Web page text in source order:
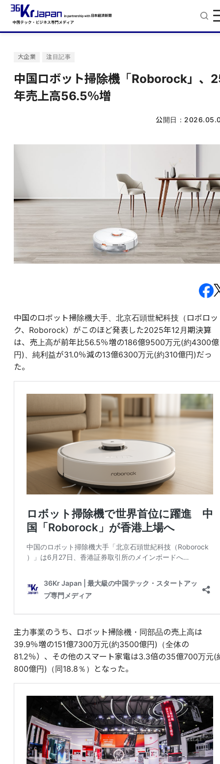
大企業 注目記事
中国ロボット掃除機「Roborock」、
年売上高56.5％増
公開日：
中国のロボット掃除機大手、北京石頭世紀科技（ロボロッ
ク、Roborock）がこのほど発表した2025年12月期決算
は、売上高が前年比56.5％増の186億9500万元(約4300億
円)、純利益が31.0％減の13億6300万元(約310億円)だっ
た。
主力事業のうち、ロボット掃除機・同部品の売上高は
39.9％増の151億7300万元(約3500億円)（全体の
81.2％）、その他のスマート家電は3.3倍の35億700万元(
800億円)（同18.8％）となった。